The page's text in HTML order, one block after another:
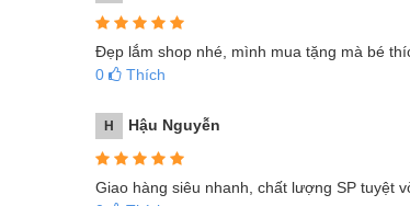
Đẹp lắm shop nhé, mình mua tặng mà bé
0
Thích
H Hậu Nguyễn
Giao hàng siêu nhanh, chất lượng SP tuyệt